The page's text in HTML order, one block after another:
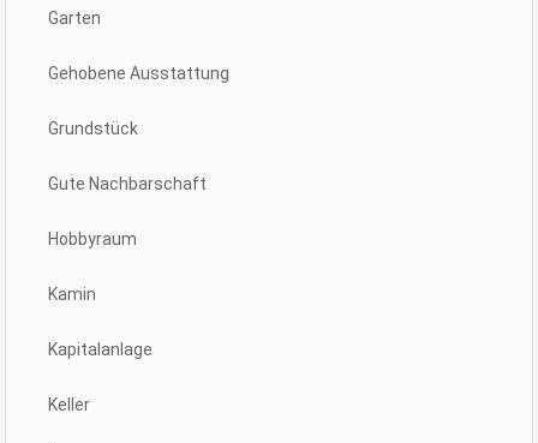
Garten
Gehobene Ausstattung
Grundstück
Gute Nachbarschaft
Hobbyraum
Kamin
Kapitalanlage
Keller